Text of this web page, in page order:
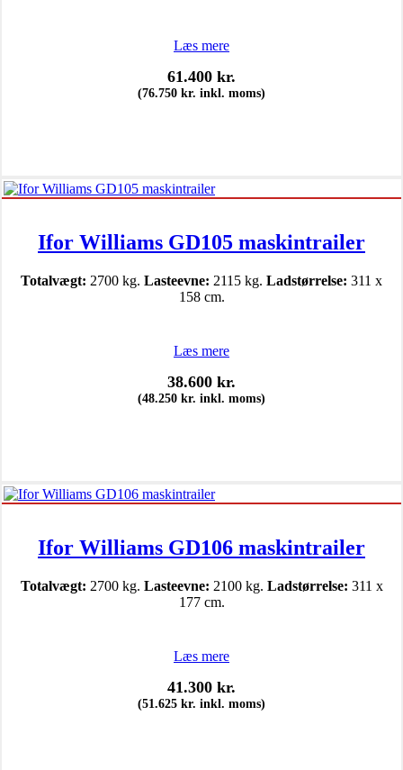
Læs mere
61.400 kr.
(76.750 kr. inkl. moms)
Ifor Williams GD105 maskintrailer
Totalvægt: 2700 kg. Lasteevne: 2115 kg. Ladstørrelse: 311 x
158 cm.
Læs mere
38.600 kr.
(48.250 kr. inkl. moms)
Ifor Williams GD106 maskintrailer
Totalvægt: 2700 kg. Lasteevne: 2100 kg. Ladstørrelse: 311 x
177 cm.
Læs mere
41.300 kr.
(51.625 kr. inkl. moms)